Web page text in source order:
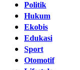
Politik
Hukum
Ekobis
Edukasi
Sport
Otomotif